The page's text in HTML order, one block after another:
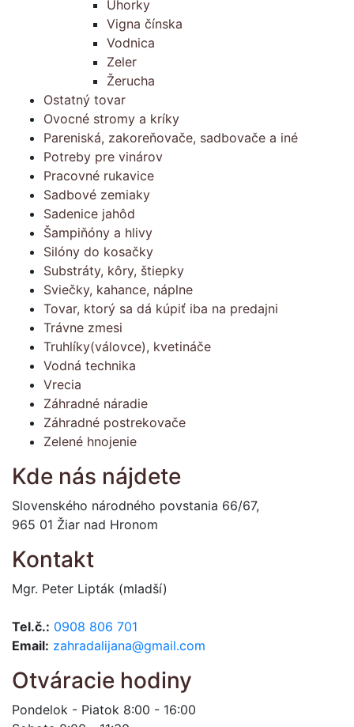
Uhorky
Vigna čínska
Vodnica
Zeler
Žerucha
Ostatný tovar
Ovocné stromy a kríky
Pareniská, zakoreňovače, sadbovače a iné
Potreby pre vinárov
Pracovné rukavice
Sadbové zemiaky
Sadenice jahôd
Šampiňóny a hlivy
Silóny do kosačky
Substráty, kôry, štiepky
Sviečky, kahance, náplne
Tovar, ktorý sa dá kúpiť iba na predajni
Trávne zmesi
Truhlíky(válovce), kvetináče
Vodná technika
Vrecia
Záhradné náradie
Záhradné postrekovače
Zelené hnojenie
Kde nás nájdete
Slovenského národného povstania 66/67,
965 01 Žiar nad Hronom
Kontakt
Mgr. Peter Lipták (mladší)
Tel.č.: 0908 806 701
Email: zahradalijana@gmail.com
Otváracie hodiny
Pondelok - Piatok 8:00 - 16:00